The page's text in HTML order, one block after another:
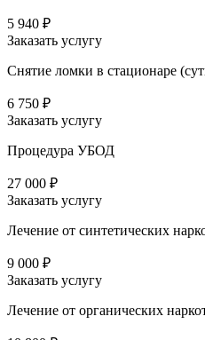
5 940 ₽
Заказать услугу
Снятие ломки в стационаре
6 750 ₽
Заказать услугу
Процедура УБОД
27 000 ₽
Заказать услугу
Лечение от синтетических
9 000 ₽
Заказать услугу
Лечение от органических